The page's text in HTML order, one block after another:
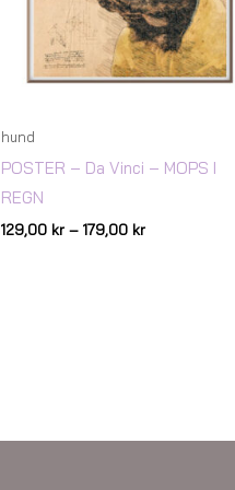
hund
POSTER – Da Vinci – MOPS I
REGN
129,00 kr – 179,00 kr